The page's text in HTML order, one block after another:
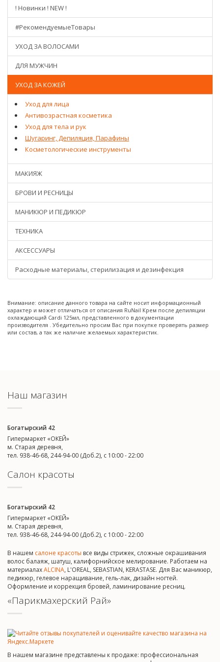
! Новинки ! NEW !
#РекомендуемыеТовары
УХОД ЗА ВОЛОСАМИ
ДЛЯ МУЖЧИН
УХОД ЗА КОЖЕЙ
Уход для лица
Антивозрастная косметика
Уход для тела и рук
Шугаринг, Депиляция, Парафины
Косметологические инструменты
МАКИЯЖ
БРОВИ И РЕСНИЦЫ
МАНИКЮР И ПЕДИКЮР
ТЕХНИКА
АКСЕССУАРЫ
Расходные материалы, стерилизация и дезинфекция
Внимание: описание данного товара на сайте носит информационный
характер и может отличаться от описания RuNail Крем после депиляции
охлаждающий Cardi 125мл, представленного в документации
производителя . Убедительно просим Вас при покупке проверять размер
или состав, а так же наличие желаемых характеристик.
Наш магазин
Богатырский 42
Гипермаркет «ОКЕЙ»
м. Старая деревня,
тел. 938-46-68, 244-94-00 (Доб.2), c 10:00 - 22:00
Салон красоты
Богатырский 42
Гипермаркет «ОКЕЙ»
м. Старая деревня,
тел. 938-46-68, 244-94-00 (Доб.2), c 10:00 - 22:00
В нашем салоне красоты все виды стрижек, сложные окрашивания
волос балаяж, шатуш, калифорнийское мелирование. Работаем на
материалахALCINA, L'OREAL, SEBASTIAN, KERASTASE. Для Вас маникюр,
педикюр, гелевое наращивание, гель-лак, дизайн ногтей.
Оформление и коррекция бровей, ламинирование ресниц.
«Парикмахерский Рай»
В нашем магазине представлены к продаже: профессиональная